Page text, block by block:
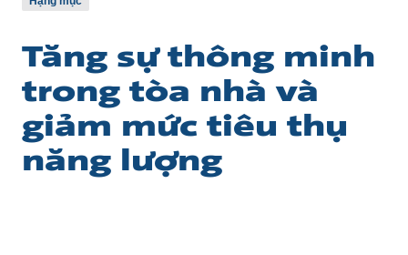
Tăng sự thông minh
trong tòa nhà và
giảm mức tiêu thụ
năng lượng